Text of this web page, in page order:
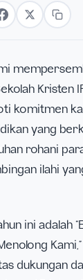
Kristen
komitmen
yang
rohani
ilahi
ini adalah
dukungan